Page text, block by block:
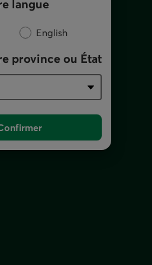
langue
English
province ou État
de difficulté financière